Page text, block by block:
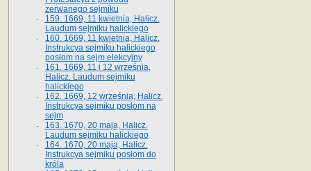
zerwanego sejmiku
159. 1669, 11 kwietnia, Halicz.
Laudum sejmiku halickiego
160. 1669, 11 kwietnia, Halicz.
Instrukcya sejmiku halickiego
posłom na sejm elekcyjny
161. 1669, 11 i 12 września,
Halicz. Laudum sejmiku
halickiego
162. 1669, 12 września, Halicz.
Instrukcya sejmiku posłom na
sejm
163. 1670, 20 maja, Halicz.
Laudum sejmiku halickiego
164. 1670, 20 maja, Halicz.
Instrukcya sejmiku posłom do
króla